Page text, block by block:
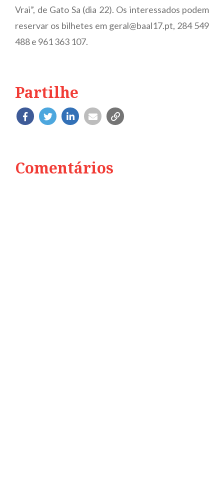
Vrai”, de Gato Sa (dia 22). Os interessados podem
reservar os bilhetes em geral@baal17.pt, 284 549
488 e 961 363 107.
Partilhe
Comentários